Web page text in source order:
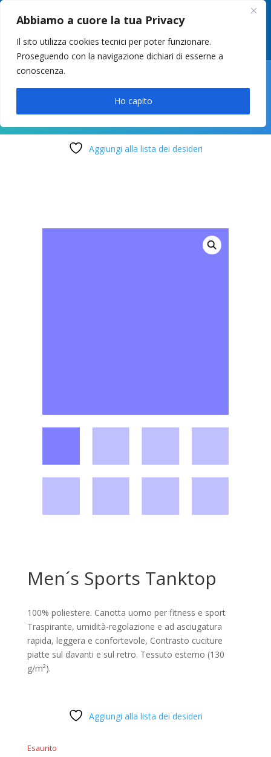
Abbiamo a cuore la tua Privacy
Il sito utilizza cookies tecnici per poter funzionare.
Proseguendo con la navigazione dichiari di esserne a
conoscenza.
Ho capito
049 8627946 –info@cstosetto.it
LUN-VEN 9-12 / 14:30-17
Aggiungi alla lista dei desideri
Men´s Sports Tanktop
100% poliestere. Canotta uomo per fitness e sport
Traspirante, umidità-regolazione e ad asciugatura
rapida, leggera e confortevole, Contrasto cuciture
piatte sul davanti e sul retro. Tessuto esterno (130
g/m²).
Aggiungi alla lista dei desideri
Esaurito